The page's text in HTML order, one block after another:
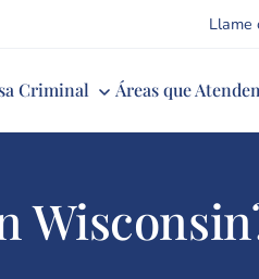
Llame
Criminal Áreas que